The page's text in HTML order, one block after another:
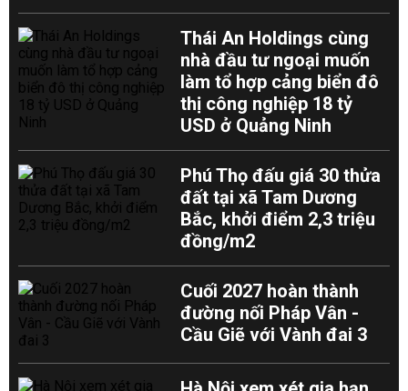
Thái An Holdings cùng
nhà đầu tư ngoại muốn
làm tổ hợp cảng biển đô
thị công nghiệp 18 tỷ
USD ở Quảng Ninh
Phú Thọ đấu giá 30 thửa
đất tại xã Tam Dương
Bắc, khởi điểm 2,3 triệu
đồng/m2
Cuối 2027 hoàn thành
đường nối Pháp Vân -
Cầu Giẽ với Vành đai 3